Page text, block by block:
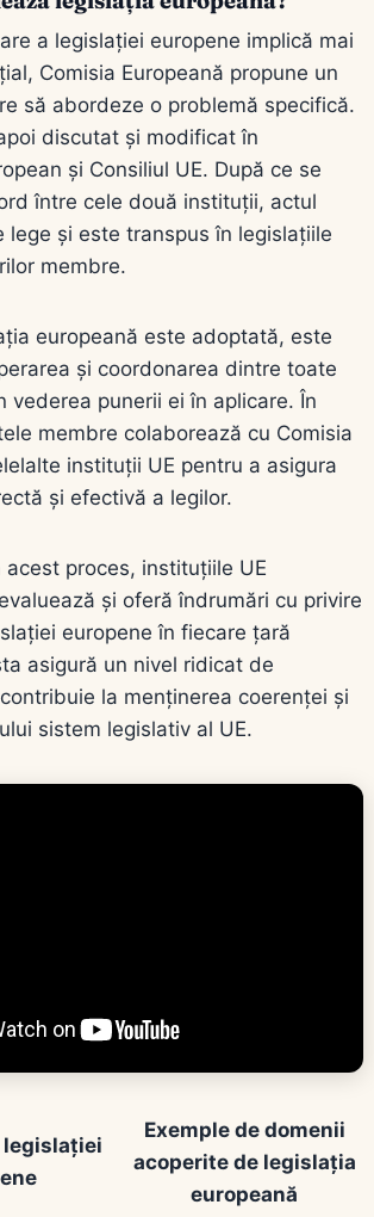
a legislației europene implică mai
Comisia Europeană propune un
să abordeze o problemă specifică.
discutat și modificat în
și Consiliul UE. După ce se
între cele două instituții, actul
lege și este transpus în legislațiile
membre.
europeană este adoptată, este
și coordonarea dintre toate
vederea punerii ei în aplicare. În
membre colaborează cu Comisia
instituții UE pentru a asigura
și efectivă a legilor.
proces, instituțiile UE
și oferă îndrumări cu privire
europene în fiecare țară
asigură un nivel ridicat de
la menținerea coerenței și
sistem legislativ al UE.
legislației
Exemple de domenii
acoperite de legislația
europeană